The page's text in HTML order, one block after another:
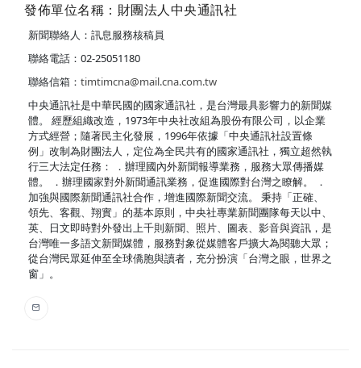
發佈單位名稱：財團法人中央通訊社
新聞聯絡人：訊息服務核稿員
聯絡電話：02-25051180
聯絡信箱： timtimcna@mail.cna.com.tw
中央通訊社是中華民國的國家通訊社，是台灣最具影響力的新聞媒
體。 經歷組織改造，1973年中央社改組為股份有限公司，以企業
方式經營；隨著民主化發展，1996年依據「中央通訊社設置條
例」改制為財團法人，定位為全民共有的國家通訊社，獨立超然執
行三大法定任務： ．辦理國內外新聞報導業務，服務大眾傳播媒
體。 ．辦理國家對外新聞通訊業務，促進國際對台灣之瞭解。 ．
加強與國際新聞通訊社合作，增進國際新聞交流。 秉持「正確、
領先、客觀、翔實」的基本原則，中央社專業新聞團隊每天以中、
英、日文即時對外發出上千則新聞、照片、圖表、影音與資訊，是
台灣唯一多語文新聞媒體，服務對象從媒體客戶擴大為閱聽大眾；
從台灣民眾延伸至全球僑胞與讀者，充分扮演「台灣之眼，世界之
窗」。